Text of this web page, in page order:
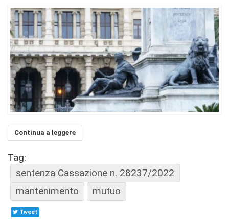
Continua a leggere
Tag:
sentenza Cassazione n. 28237/2022
mantenimento
mutuo
Tweet